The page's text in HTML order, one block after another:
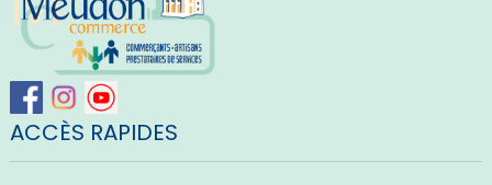
ACCÈS RAPIDES